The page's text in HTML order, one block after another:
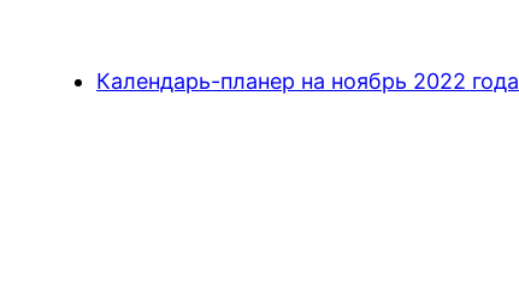
Календарь-планер на ноябрь 2022 года